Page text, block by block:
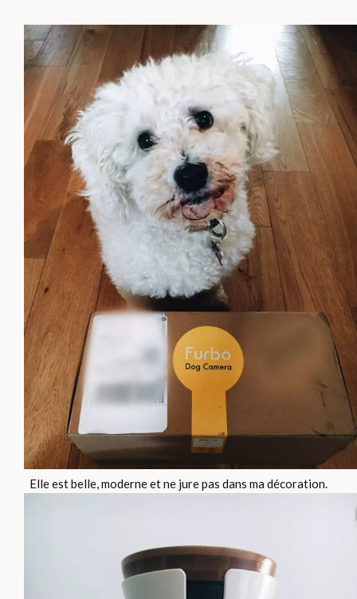
Elle est belle, moderne et ne jure pas dans ma décoration.